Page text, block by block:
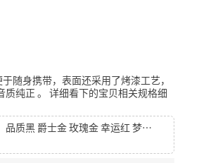
随身携带，表面还采用了烤漆工艺，
质纯正 。 详细看下的宝贝相关规格细
颜色 ：品质黑 爵士金 玫瑰金 幸运红 梦幻蓝